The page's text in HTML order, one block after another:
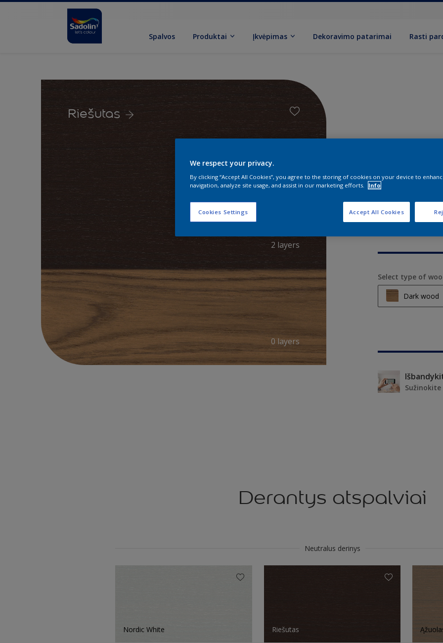
Spalvos Produktai Įkvėpimas Dekoravimo patarimai Rasti
Riešutas
2 layers
0 layers
Select type of
Dark wood
Derantys atspalviai
Neutralus derinys
Nordic White Riešutas
We respect your privacy.
By clicking “Accept All Cookies”, you agree to the storing of cookies on your device to
navigation, analyze site usage, and assist in our marketing efforts.
Info
Cookies Settings Accept All Cookies